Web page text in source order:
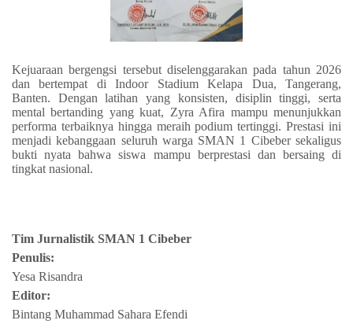
Kejuaraan bergengsi tersebut diselenggarakan pada tahun 2026
dan bertempat di Indoor Stadium Kelapa Dua, Tangerang,
Banten. Dengan latihan yang konsisten, disiplin tinggi, serta
mental bertanding yang kuat, Zyra Afira mampu menunjukkan
performa terbaiknya hingga meraih podium tertinggi. Prestasi ini
menjadi kebanggaan seluruh warga SMAN 1 Cibeber sekaligus
bukti nyata bahwa siswa mampu berprestasi dan bersaing di
tingkat nasional.
Tim Jurnalistik SMAN 1 Cibeber
Penulis:
Yesa Risandra
Editor:
Bintang Muhammad Sahara Efendi